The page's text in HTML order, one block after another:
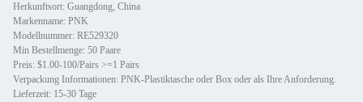
Herkunftsort: Guangdong, China
Markenname: PNK
Modellnummer: RE529320
Min Bestellmenge: 50 Paare
Preis: $1.00-100/Pairs >=1 Pairs
Verpackung Informationen: PNK-Plastiktasche oder Box oder als Ihre Anforderung.
Lieferzeit: 15-30 Tage